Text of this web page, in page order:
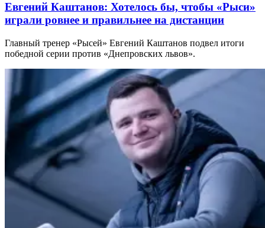
Евгений Каштанов: Хотелось бы, чтобы «Рыси»
играли ровнее и правильнее на дистанции
Главный тренер «Рысей» Евгений Каштанов подвел итоги
победной серии против «Днепровских львов».